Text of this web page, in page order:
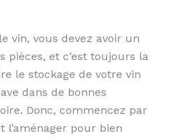
vin, vous devez avoir un
pièces, et c’est toujours la
le stockage de votre vin
dans de bonnes
Donc, commencez par
l’aménager pour bien